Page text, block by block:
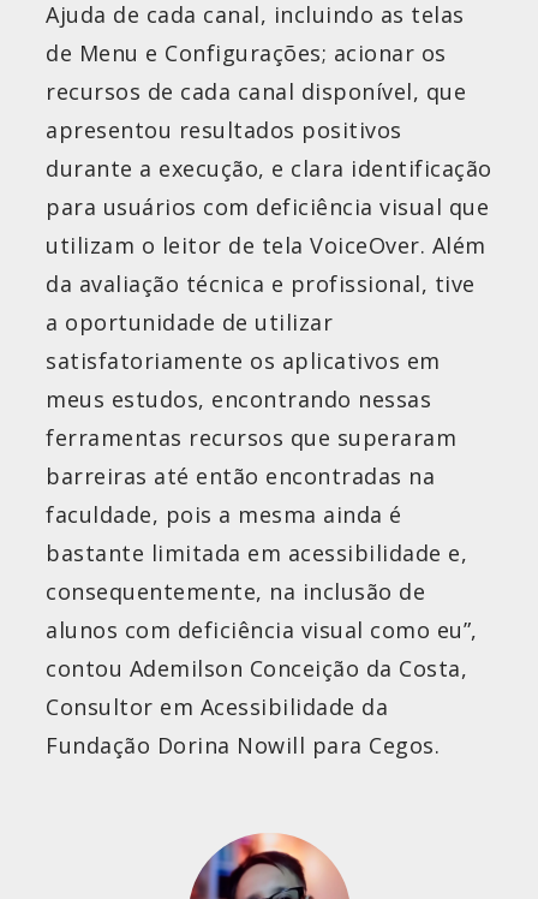
Ajuda de cada canal, incluindo as telas
de Menu e Configurações; acionar os
recursos de cada canal disponível, que
apresentou resultados positivos
durante a execução, e clara identificação
para usuários com deficiência visual que
utilizam o leitor de tela VoiceOver. Além
da avaliação técnica e profissional, tive
a oportunidade de utilizar
satisfatoriamente os aplicativos em
meus estudos, encontrando nessas
ferramentas recursos que superaram
barreiras até então encontradas na
faculdade, pois a mesma ainda é
bastante limitada em acessibilidade e,
consequentemente, na inclusão de
alunos com deficiência visual como eu”,
contou Ademilson Conceição da Costa,
Consultor em Acessibilidade da
Fundação Dorina Nowill para Cegos.